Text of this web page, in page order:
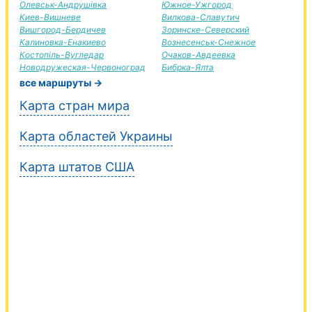
Олевськ-Андрушівка
Киев-Вишневе
Вишгород-Бердичев
Калиновка-Енакиево
Костопіль-Вугледар
Новодружеская-Червоноград
Южное-Ужгород
Вилкова-Славутич
Зоринске-Северский
Вознесенськ-Снежное
Очаков-Авдеевка
Бибрка-Ялта
все маршруты →
Карта стран мира
Карта областей Украины
Карта штатов США